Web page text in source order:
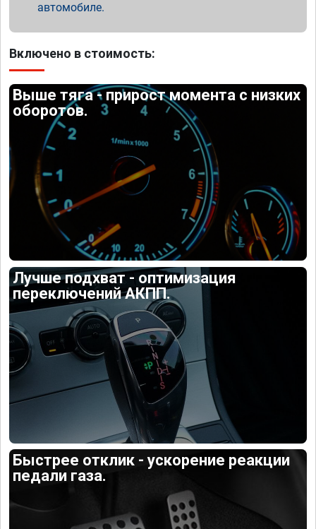
автомобиле.
Включено в стоимость:
Выше тяга - прирост момента с низких
оборотов.
Лучше подхват - оптимизация
переключений АКПП.
Быстрее отклик - ускорение реакции
педали газа.